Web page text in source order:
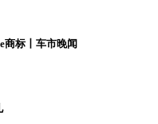
商标丨车市晚闻